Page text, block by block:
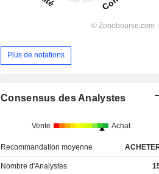
Plus de notations
Consensus des Analystes
Vente Achat
Recommandation moyenne
Nombre d'Analystes